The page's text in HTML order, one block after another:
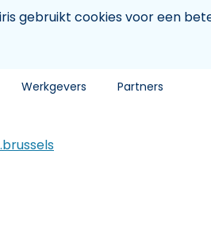
gebruikt cookies voor een
Werkgevers Partners